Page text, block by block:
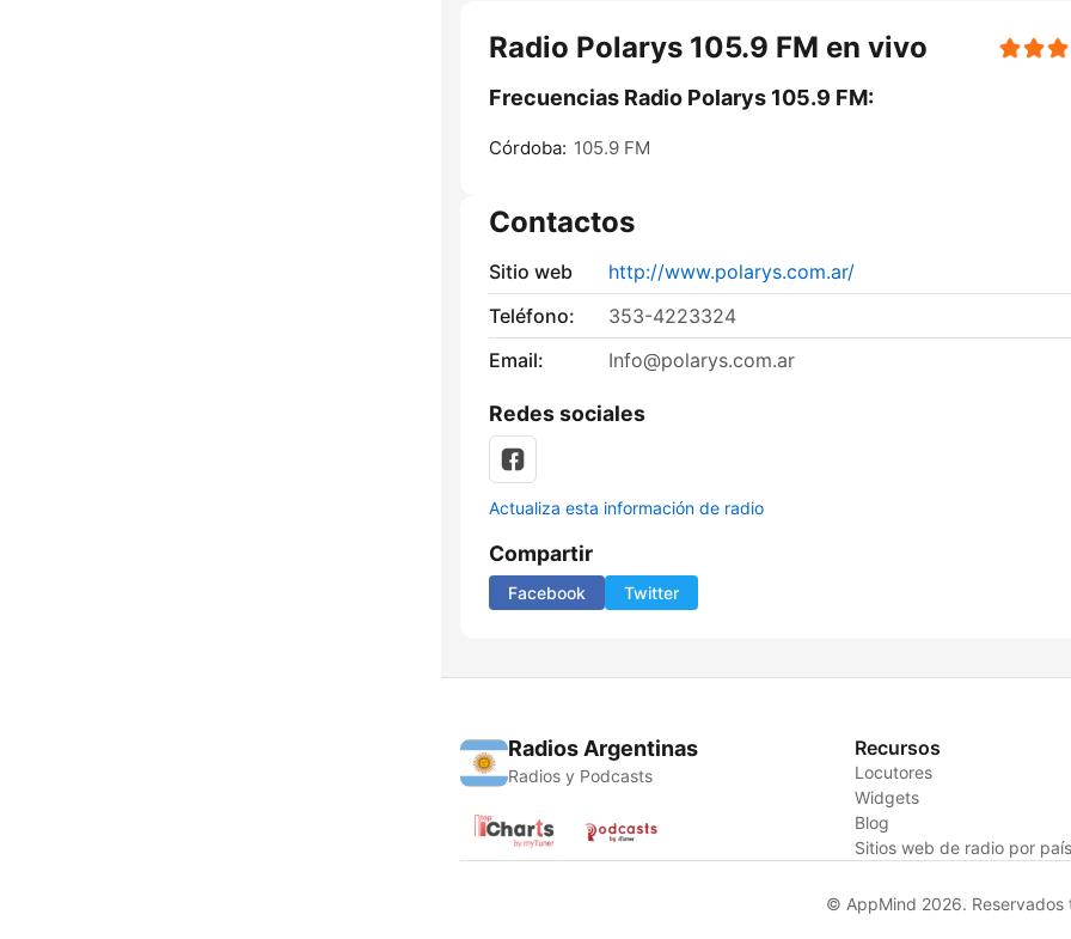
Radio Polarys 105.9 FM en vivo
Frecuencias Radio Polarys 105.9 FM:
Córdoba: 105.9 FM
Contactos
Sitio web
http://www.polarys.com.ar/
Teléfono:
353-4223324
Email:
Info@polarys.com.ar
Redes sociales
Actualiza esta información de radio
Compartir
Facebook Twitter
Radios Argentinas
Radios y Podcasts
Recursos
Locutores
Widgets
Blog
Sitios web de radio por
© AppMind 2026. Reservados